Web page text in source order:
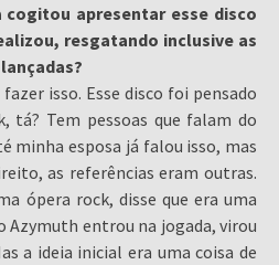
apresentar esse disco
resgatando inclusive as
isso. Esse disco foi pensado
tá? Tem pessoas que falam do
minha esposa já falou isso, mas
as referências eram outras.
ópera rock, disse que era uma
Azymuth entrou na jogada, virou
a ideia inicial era uma coisa de